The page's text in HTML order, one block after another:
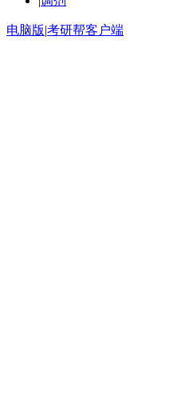
电脑版|考研帮客户端